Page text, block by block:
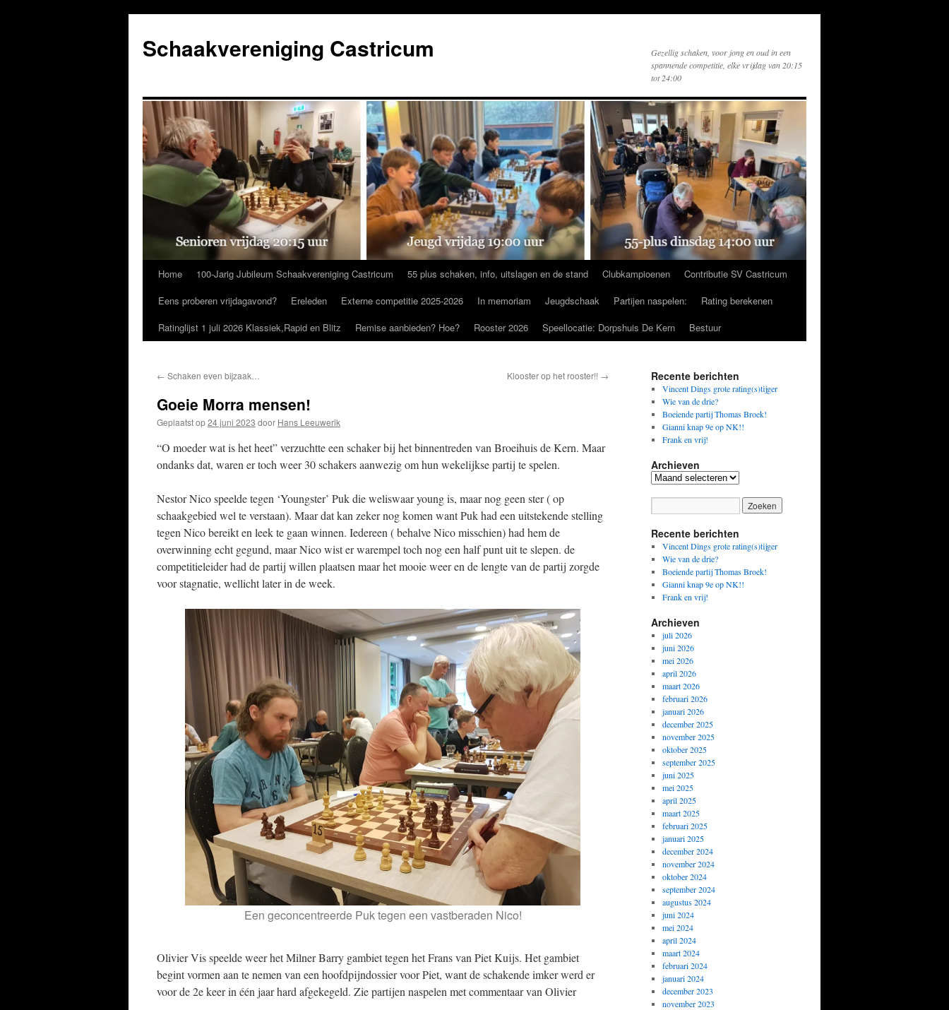
de
inhoud
Schaakvereniging Castricum
Gezellig schaken, voor jong en oud in een
spannende competitie, elke vrijdag van 20:15
tot 24:00
Home 100-Jarig Jubileum Schaakvereniging Castricum 55 plus schaken, info, uitslagen en de stand Clubkampioenen
Contributie SV Castricum
Eens proberen vrijdagavond?
Ereleden Externe competitie 2025-2026 In memoriam Jeugdschaak Partijen naspelen:
Rating berekenen
Ratinglijst 1 juli 2026 Klassiek,Rapid en Blitz
Remise aanbieden? Hoe? Rooster 2026 Speellocatie: Dorpshuis De Kern Bestuur
← Schaken even bijzaak… Klooster op het rooster!! →
Goeie Morra mensen!
Geplaatst op24 juni 2023 door Hans Leeuwerik
“O moeder wat is het heet” verzuchtte een schaker bij het binnentreden van Broeihuis de Kern. Maar
ondanks dat, waren er toch weer 30 schakers aanwezig om hun wekelijkse partij te spelen.
Nestor Nico speelde tegen ‘Youngster’ Puk die weliswaar young is, maar nog geen ster ( op
schaakgebied wel te verstaan). Maar dat kan zeker nog komen want Puk had een uitstekende stelling
tegen Nico bereikt en leek te gaan winnen. Iedereen ( behalve Nico misschien) had hem de
overwinning echt gegund, maar Nico wist er warempel toch nog een half punt uit te slepen. de
competitieleider had de partij willen plaatsen maar het mooie weer en de lengte van de partij zorgde
voor stagnatie, wellicht later in de week.
Een geconcentreerde Puk tegen een vastberaden Nico!
Olivier Vis speelde weer het Milner Barry gambiet tegen het Frans van Piet Kuijs. Het gambiet
begint vormen aan te nemen van een hoofdpijndossier voor Piet, want de schakende imker werd er
voor de 2e keer in één jaar hard afgekegeld. Zie partijen naspelen met commentaar van Olivier
Recente berichten
Vincent Dings grote rating(s)tijger
Wie van de drie?
Boeiende partij Thomas Broek!
Gianni knap 9e op NK!!
Frank en vrij!
Archieven
Archieven
Recente berichten
Vincent Dings grote rating(s)tijger
Wie van de drie?
Boeiende partij Thomas Broek!
Gianni knap 9e op NK!!
Frank en vrij!
Archieven
juli 2026
juni 2026
mei 2026
april 2026
maart 2026
februari 2026
januari 2026
december 2025
november 2025
oktober 2025
september 2025
juni 2025
mei 2025
april 2025
maart 2025
februari 2025
januari 2025
december 2024
november 2024
oktober 2024
september 2024
augustus 2024
juni 2024
mei 2024
april 2024
maart 2024
februari 2024
januari 2024
december 2023
november 2023